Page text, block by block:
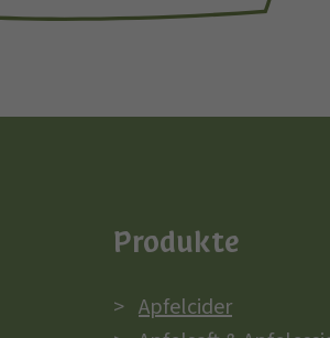
Produkte
Apfelcider